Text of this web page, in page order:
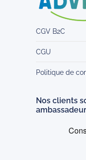
CGV B2C
CGU
Politique de
Nos clients